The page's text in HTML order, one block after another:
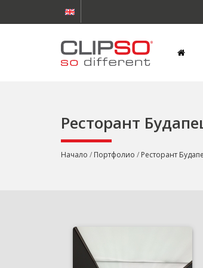
Ресторант
Начало / Портфолио / Ресторант